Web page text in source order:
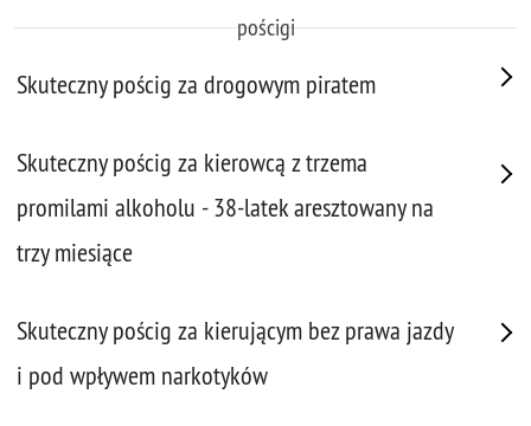
pościgi
Skuteczny pościg za drogowym piratem
Skuteczny pościg za kierowcą z trzema
promilami alkoholu - 38-latek aresztowany na
trzy miesiące
Skuteczny pościg za kierującym bez prawa jazdy
i pod wpływem narkotyków